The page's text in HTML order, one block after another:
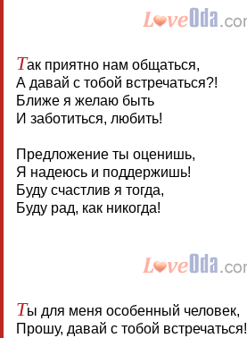
Так приятно нам общаться,
А давай с тобой встречаться?!
Ближе я желаю быть
И заботиться, любить!
Предложение ты оценишь,
Я надеюсь и поддержишь!
Буду счастлив я тогда,
Буду рад, как никогда!
Ты для меня особенный человек,
Прошу, давай с тобой встречаться!